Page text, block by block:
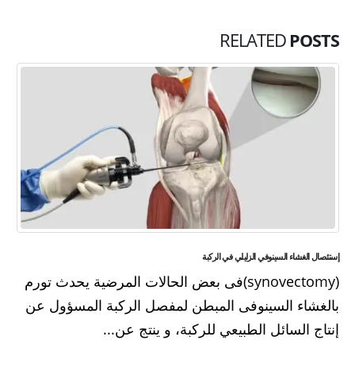
RELATED POSTS
إستئصال الغشاء السينوفي الزليلي في الركبة
(synovectomy)فى بعض الحالات المرضية يحدث تورم
بالغشاء السينوفى المبطن لمفصل الركبة المسؤول عن
إنتاج السائل الطبيعي للركبة، و ينتج عن...